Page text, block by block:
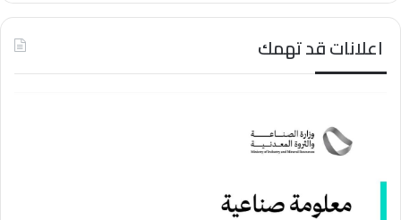
اعلانات قد تهمك